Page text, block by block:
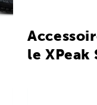
le XPeak